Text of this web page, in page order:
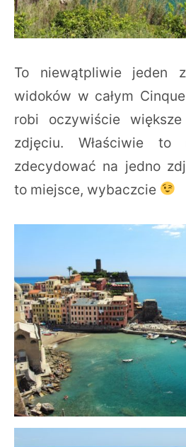
To niewątpliwie jeden
widoków w całym
robi oczywiście
zdjęciu. Właściwie
zdecydować na jedno
to miejsce, wybaczcie